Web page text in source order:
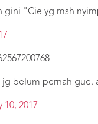
gini "Cie yg msh
belum pernah gue.
10, 2017